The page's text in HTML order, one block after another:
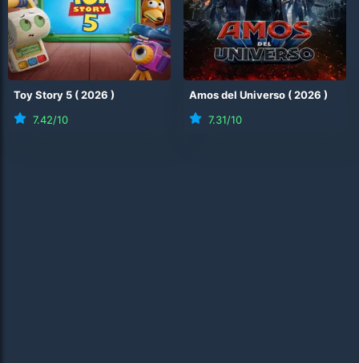
Toy Story 5 (2026 )
7.42/10
Amos del Universo (2026 )
7.31/10